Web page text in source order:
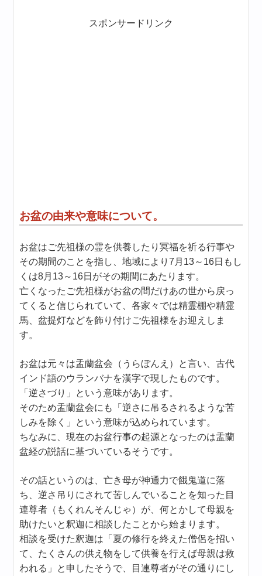
スポンサードリンク
お盆の由来や意味について。
お盆はご先祖様の霊を供養したり冥福を祈る行事や
その期間のことを指し、地域により7月13～16日もし
くは8月13～16日がその期間にあたります。
亡くなったご先祖様がお盆の間だけあの世から戻っ
てくると信じられていて、各家々では精霊棚や精霊
馬、盆提灯などを飾り付けご先祖様をお迎えしま
す。
お盆は元々は盂蘭盆会（うらぼんえ）と言い、古代
インド語のウランバナを漢字で現したものです。
「逆さづり」という意味があります。
そのため盂蘭盆会にも「逆さに吊るされるような苦
しみを除く」という意味が込められています。
ちなみに、現在のお盆行事の起源となったのは盂蘭
盆経の説話に基づいているそうです。
その話というのは、亡き母が神通力で餓鬼道に落
ち、逆さ吊りにされて苦しんでいることを知った目
連尊者（もくれんそんじゃ）が、何とかして母親を
助けたいと釈迦に相談したことから始まります。
相談を受けた釈迦は「夏の修行を終えた僧侶を招い
て、たくさんの供え物をして供養を行えば母親は救
われる」と申したそうで、目連尊者がその通りにし